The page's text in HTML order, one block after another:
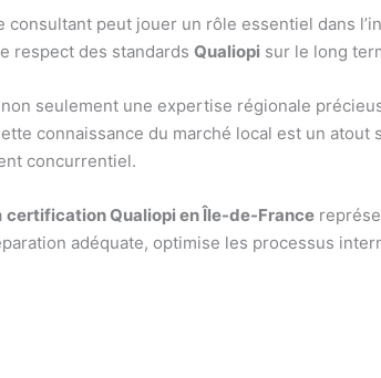
consultant peut jouer un rôle essentiel dans
respect des standardsQualiopi sur le long
seulement une expertise régionale
connaissance du marché local est un
concurrentiel.
certification Qualiopi en Île-de-France
adéquate, optimise les processus